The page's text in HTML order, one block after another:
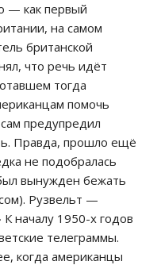
— как первый
на самом
британской
что речь идёт
тогда
помочь
предупредил
Правда, прошло ещё
не подобралась
вынужден бежать
Рузвельт —
началу 1950-х годов
телеграммы.
когда американцы